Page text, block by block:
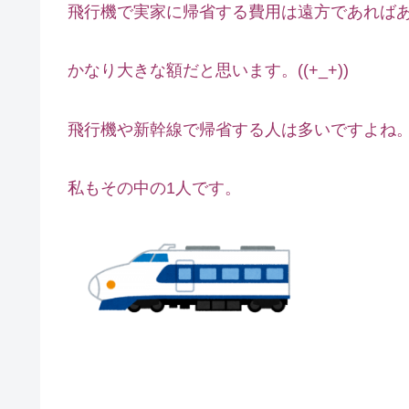
飛行機で実家に帰省する費用は遠方であれば
かなり大きな額だと思います。((+_+))
飛行機や新幹線で帰省する人は多いですよね。
私もその中の1人です。